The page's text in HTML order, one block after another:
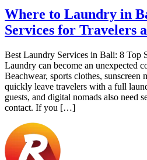
Where to Laundry in
Services for Travelers
Best Laundry Services in Bali: 8 Top
Laundry can become an unexpected
Beachwear, sports clothes, sunscreen
quickly leave travelers with a full
guests, and digital nomads also need
contact. If you […]